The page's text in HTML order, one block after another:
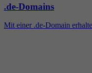
.de-Domains
Mit einer .de-Domain